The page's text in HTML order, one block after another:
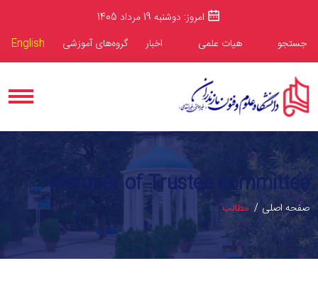
امروز: دوشنبه 19 مرداد 1405
جستجو
هیات علمی اخبار گروه‌های آموزشی English
Member of Trustee committee
صفحه اصلی مطالب